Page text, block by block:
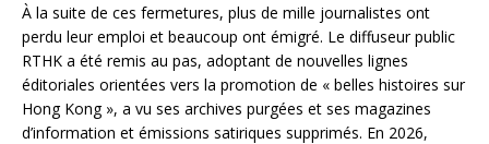
À la suite de ces fermetures, plus de mille journalistes ont
perdu leur emploi et beaucoup ont émigré. Le diffuseur public
RTHK a été remis au pas, adoptant de nouvelles lignes
éditoriales orientées vers la promotion de « belles histoires sur
Hong Kong », a vu ses archives purgées et ses magazines
d’information et émissions satiriques supprimés. En 2026,